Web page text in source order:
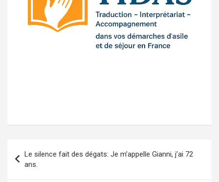
navigation
Le silence fait des dégats: Je m’appelle Gianni, j’ai 72
ans.